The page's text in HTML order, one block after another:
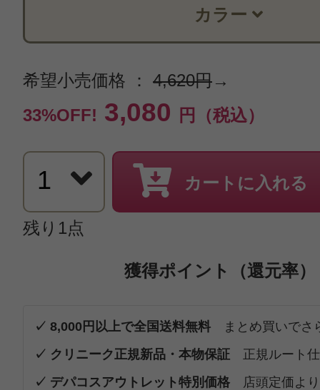
カラー
希望小売価格 ： 4,620円→
33%OFF! 3,080 円（税込）
カートに入れる
残り1点
獲得ポイント（還元率）
✓ 8,000円以上で全国送料無料 まとめ買いでさ
✓ クリニーク正規新品・本物保証 正規ルート
✓ デパコスアウトレット特別価格 店頭定価よ